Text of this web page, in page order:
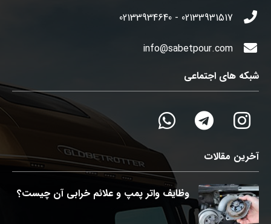
02133931517 - 02133934640
info@sabetpour.com
شبکه های اجتماعی
آخرین مقالات
وظایف واتر پمپ و علائم خرابی آن چیست؟